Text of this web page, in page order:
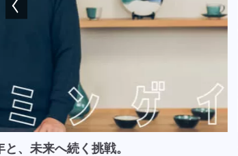
、未来へ続く挑戦。